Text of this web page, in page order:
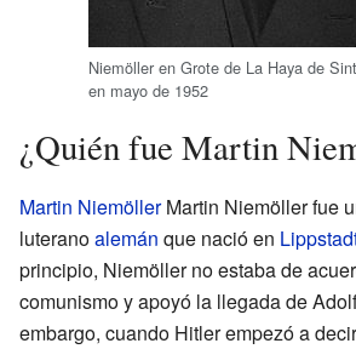
Niemöller en Grote de La Haya de
en mayo de 1952
¿Quién fue Martin
Martin NiemöllerMartin Niemöller fue
luteranoalemán que nació en
principio, Niemöller no estaba de
comunismo y apoyó la llegada de
embargo, cuando Hitler empezó a